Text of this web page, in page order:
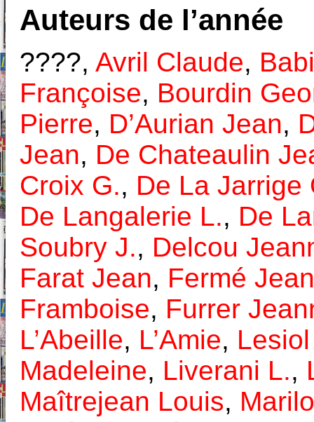
Auteurs de l’année
????, Avril Claude,
Françoise, Bourdin
Pierre, D’Aurian Jean,
Jean, De Chateaulin
Croix G., De La Jarrige
De Langalerie L., De
Soubry J., Delcou
Farat Jean, Fermé
Framboise, Furrer
L’Abeille, L’Amie,
Madeleine, Liverani L.,
Maîtrejean Louis,